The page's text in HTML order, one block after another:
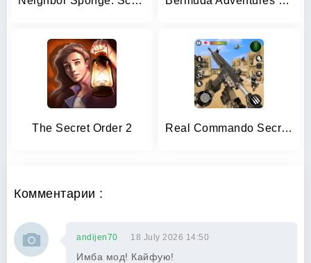
The Secret Order 2 Real Commando Secret Mission
Комментарии :
andijen70 18 July 2026 14:50
Имба мод! Кайфую!